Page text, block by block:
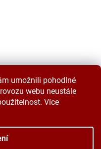
umožnili pohodlné
webu neustále
Více